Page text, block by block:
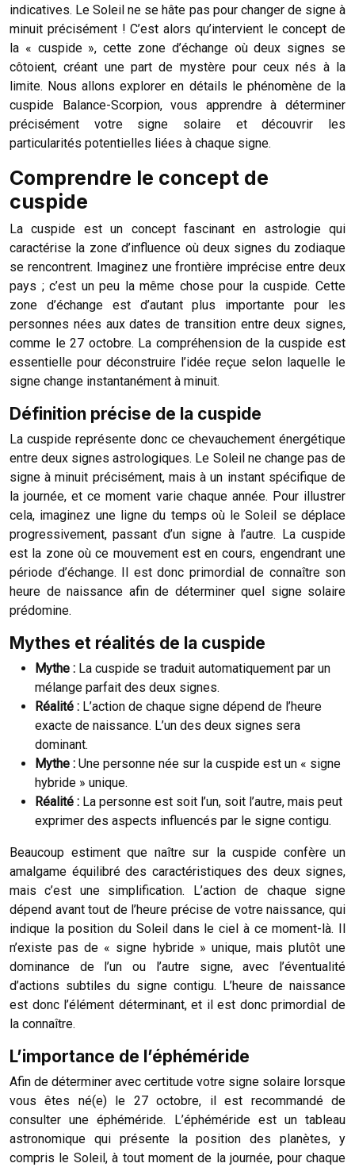
indicatives. Le Soleil ne se hâte pas pour changer de signe à
minuit précisément ! C’est alors qu’intervient le concept de
la « cuspide », cette zone d’échange où deux signes se
côtoient, créant une part de mystère pour ceux nés à la
limite. Nous allons explorer en détails le phénomène de la
cuspide Balance-Scorpion, vous apprendre à déterminer
précisément votre signe solaire et découvrir les
particularités potentielles liées à chaque signe.
Comprendre le concept de
cuspide
La cuspide est un concept fascinant en astrologie qui
caractérise la zone d’influence où deux signes du zodiaque
se rencontrent. Imaginez une frontière imprécise entre deux
pays ; c’est un peu la même chose pour la cuspide. Cette
zone d’échange est d’autant plus importante pour les
personnes nées aux dates de transition entre deux signes,
comme le 27 octobre. La compréhension de la cuspide est
essentielle pour déconstruire l’idée reçue selon laquelle le
signe change instantanément à minuit.
Définition précise de la cuspide
La cuspide représente donc ce chevauchement énergétique
entre deux signes astrologiques. Le Soleil ne change pas de
signe à minuit précisément, mais à un instant spécifique de
la journée, et ce moment varie chaque année. Pour illustrer
cela, imaginez une ligne du temps où le Soleil se déplace
progressivement, passant d’un signe à l’autre. La cuspide
est la zone où ce mouvement est en cours, engendrant une
période d’échange. Il est donc primordial de connaître son
heure de naissance afin de déterminer quel signe solaire
prédomine.
Mythes et réalités de la cuspide
Mythe : La cuspide se traduit automatiquement par un
mélange parfait des deux signes.
Réalité : L’action de chaque signe dépend de l’heure
exacte de naissance. L’un des deux signes sera
dominant.
Mythe : Une personne née sur la cuspide est un « signe
hybride » unique.
Réalité : La personne est soit l’un, soit l’autre, mais peut
exprimer des aspects influencés par le signe contigu.
Beaucoup estiment que naître sur la cuspide confère un
amalgame équilibré des caractéristiques des deux signes,
mais c’est une simplification. L’action de chaque signe
dépend avant tout de l’heure précise de votre naissance, qui
indique la position du Soleil dans le ciel à ce moment-là. Il
n’existe pas de « signe hybride » unique, mais plutôt une
dominance de l’un ou l’autre signe, avec l’éventualité
d’actions subtiles du signe contigu. L’heure de naissance
est donc l’élément déterminant, et il est donc primordial de
la connaître.
L’importance de l’éphéméride
Afin de déterminer avec certitude votre signe solaire lorsque
vous êtes né(e) le 27 octobre, il est recommandé de
consulter une éphéméride. L’éphéméride est un tableau
astronomique qui présente la position des planètes, y
compris le Soleil, à tout moment de la journée, pour chaque